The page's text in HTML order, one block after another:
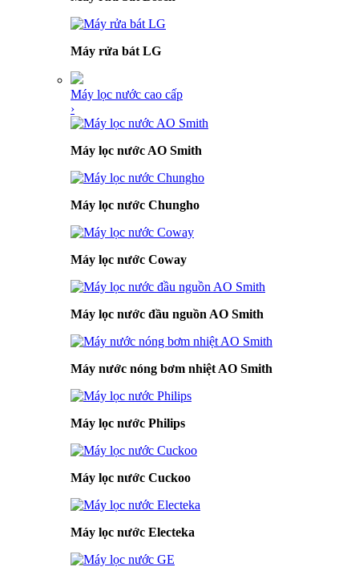
Máy rửa bát LG
Máy lọc nước cao cấp
›
Máy lọc nước AO Smith
Máy lọc nước Chungho
Máy lọc nước Coway
Máy lọc nước đầu nguồn AO Smith
Máy nước nóng bơm nhiệt AO Smith
Máy lọc nước Philips
Máy lọc nước Cuckoo
Máy lọc nước Electeka